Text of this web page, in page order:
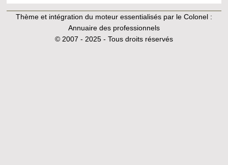
Thème et intégration du moteur essentialisés par le Colonel :
Annuaire des professionnels
© 2007 - 2025 - Tous droits réservés